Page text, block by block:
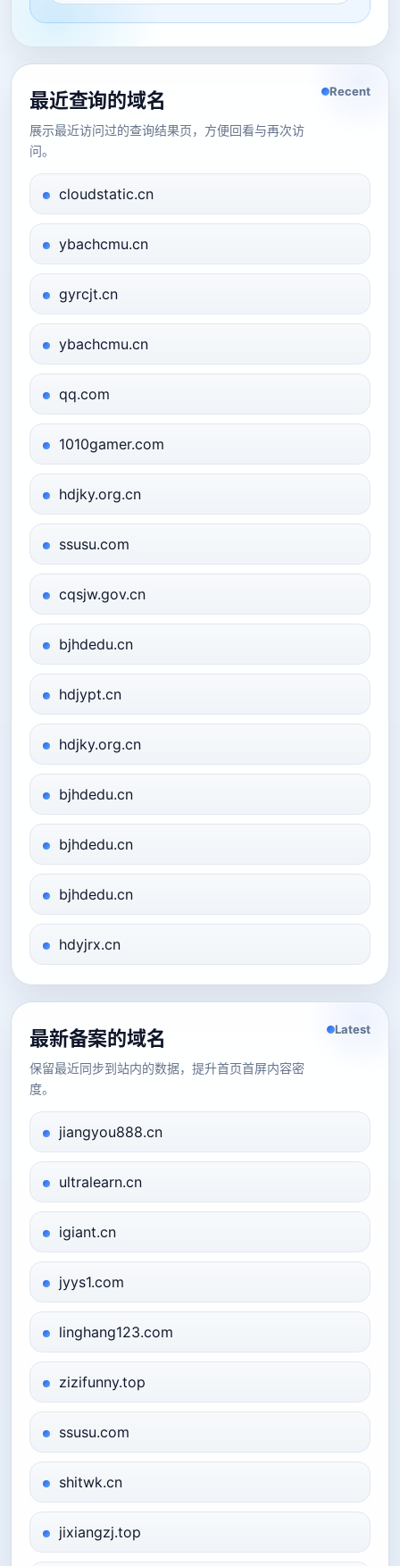
最近查询的域名
展示最近访问过的查询结果页，方便回看与再次访
问。
Recent
cloudstatic.cn
ybachcmu.cn
gyrcjt.cn
ybachcmu.cn
qq.com
1010gamer.com
hdjky.org.cn
ssusu.com
cqsjw.gov.cn
bjhdedu.cn
hdjypt.cn
hdjky.org.cn
bjhdedu.cn
bjhdedu.cn
bjhdedu.cn
hdyjrx.cn
最新备案的域名
保留最近同步到站内的数据，提升首页首屏内容密
度。
Latest
jiangyou888.cn
ultralearn.cn
igiant.cn
jyys1.com
linghang123.com
zizifunny.top
ssusu.com
shitwk.cn
jixiangzj.top